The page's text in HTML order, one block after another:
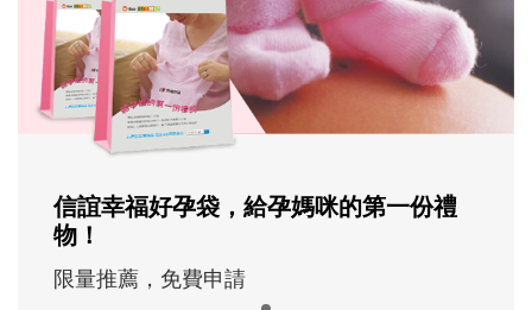
信誼幸福好孕袋，給孕媽咪的第一份禮
物！
限量推薦，免費申請